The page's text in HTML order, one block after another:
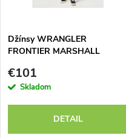
e
p
r
s
p
r
Džínsy WRANGLER
FRONTIER MARSHALL
€101
Skladom
DETAIL